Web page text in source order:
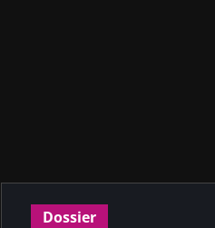
Dossier